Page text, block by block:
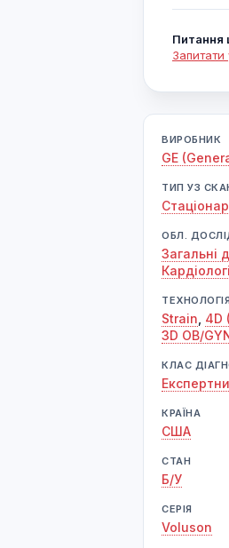
Питання
ВИРОБНИК
GE
ТИП УЗ
ОБЛ.
Загальні
ТЕХНОЛОГІЯ
Strain 4D
3D OB/
КЛАС
КРАЇНА
США
СТАН
Б/У
СЕРІЯ
Voluson